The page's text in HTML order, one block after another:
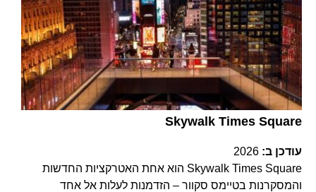
Skywalk Times Square
עודכן ב: 2026
Skywalk Times Square הוא אחת האטרקציות החדשות
והמסקרנות בטיימס סקוור – הזדמנות לעלות אל אחד